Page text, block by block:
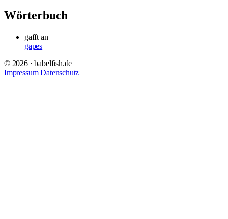
Wörterbuch
gafft an
gapes
© 2026 · babelfish.de
Impressum Datenschutz